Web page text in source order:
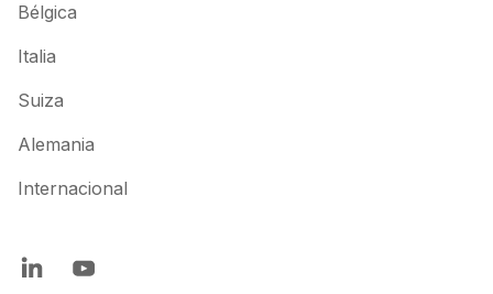
Bélgica
Italia
Suiza
Alemania
Internacional